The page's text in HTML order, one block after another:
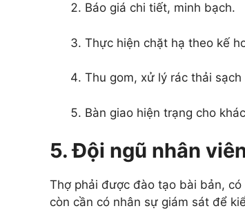
Báo giá chi tiết, minh bạch.
Thực hiện chặt hạ theo kế
Thu gom, xử lý rác thải sạch
Bàn giao hiện trạng cho
5. Đội ngũ nhân
Thợ phải được đào tạo bài bản,
còn cần có nhân sự giám sát để